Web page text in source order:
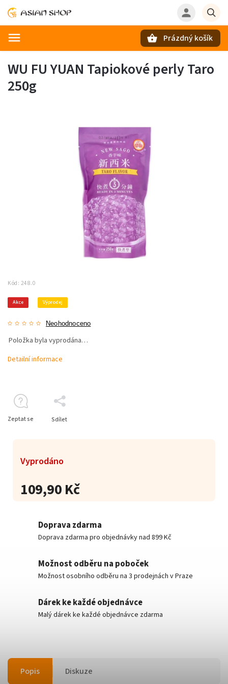
Prázdný košík
WU FU YUAN Tapiokové perly Taro
250g
Kód: 248.0
Akce Výprodej
Neohodnoceno
109,90 Kč
Vyprodáno
Položka byla vyprodána…
Detailní informace
Zeptat se Sdílet
Doprava zdarma
Doprava zdarma pro objednávky nad 899 Kč
Možnost odběru na poboček
Možnost osobního odběru na 3 prodejnách v Praze
Dárek ke každé objednávce
Malý dárek ke každé objednávce zdarma
Popis Diskuze